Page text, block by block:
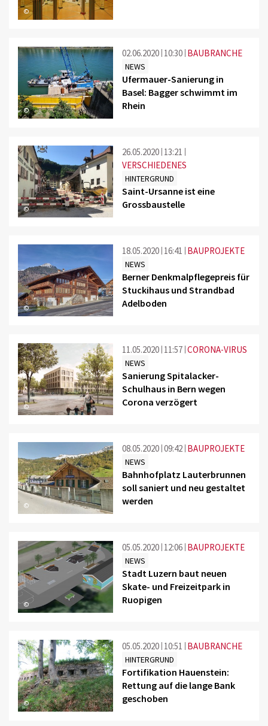
©
©
02.06.2020 10:30 BAUBRANCHE
NEWS
Ufermauer-Sanierung in
Basel: Bagger schwimmt im
Rhein
©
26.05.2020 13:21
VERSCHIEDENES
HINTERGRUND
Saint-Ursanne ist eine
Grossbaustelle
©
18.05.2020 16:41 BAUPROJEKTE
NEWS
Berner Denkmalpflegepreis für
Stuckihaus und Strandbad
Adelboden
©
11.05.2020 11:57 CORONA-VIRUS
NEWS
Sanierung Spitalacker-
Schulhaus in Bern wegen
Corona verzögert
©
08.05.2020 09:42 BAUPROJEKTE
NEWS
Bahnhofplatz Lauterbrunnen
soll saniert und neu gestaltet
werden
©
05.05.2020 12:06 BAUPROJEKTE
NEWS
Stadt Luzern baut neuen
Skate- und Freizeitpark in
Ruopigen
©
05.05.2020 10:51 BAUBRANCHE
HINTERGRUND
Fortifikation Hauenstein:
Rettung auf die lange Bank
geschoben